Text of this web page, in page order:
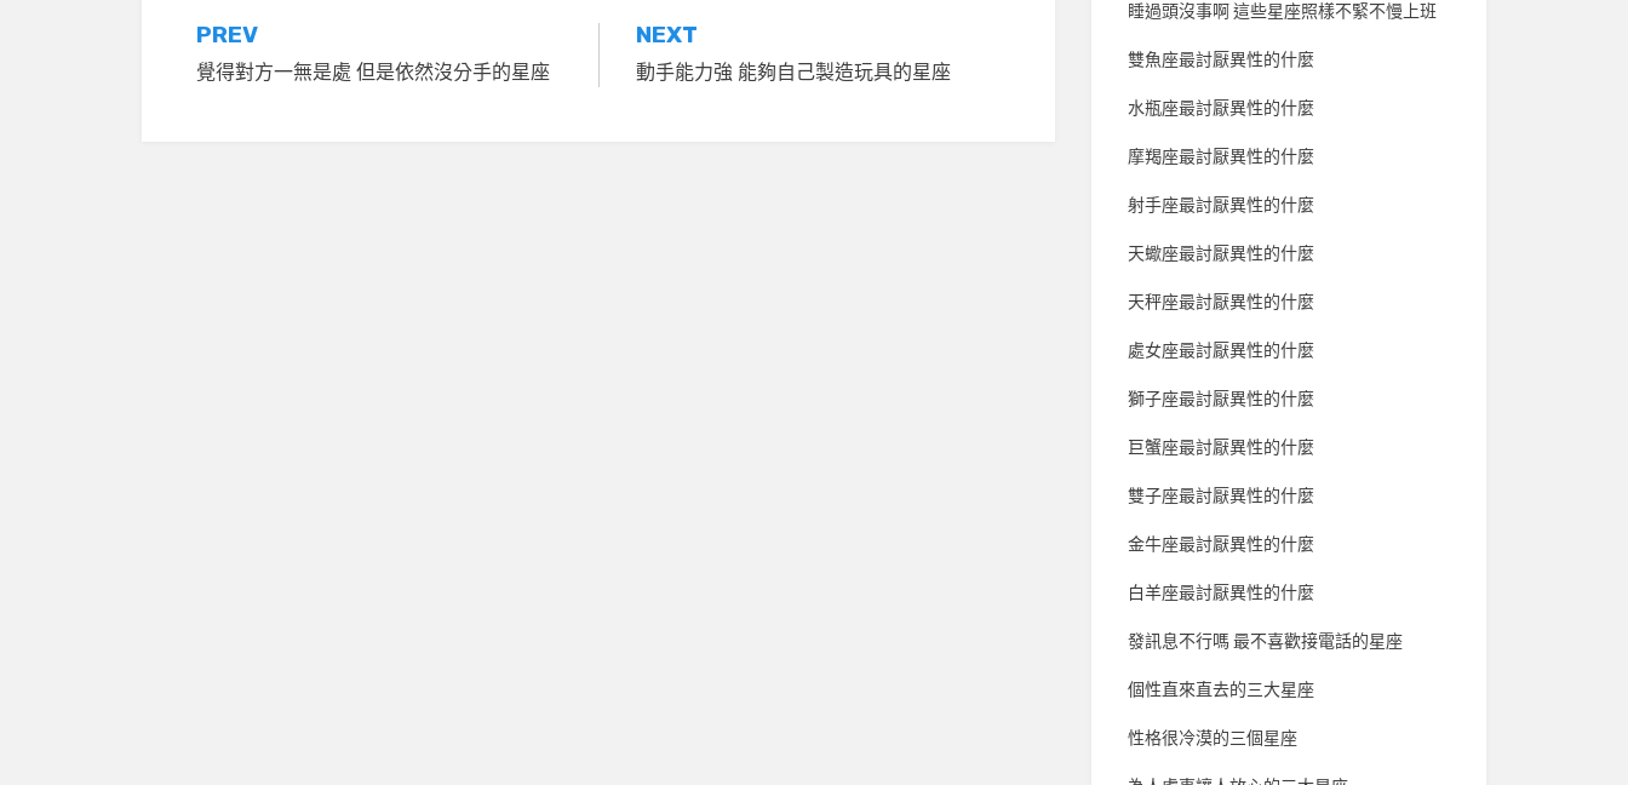
文
章
PREV
覺得對方一無是處 但是依然沒分手的星座
NEXT
動手能力強 能夠自己製造玩具的星座
睡過頭沒事啊 這些星座照樣不緊不慢上班
雙魚座最討厭異性的什麼
水瓶座最討厭異性的什麼
摩羯座最討厭異性的什麼
射手座最討厭異性的什麼
天蠍座最討厭異性的什麼
天秤座最討厭異性的什麼
處女座最討厭異性的什麼
獅子座最討厭異性的什麼
巨蟹座最討厭異性的什麼
雙子座最討厭異性的什麼
金牛座最討厭異性的什麼
白羊座最討厭異性的什麼
發訊息不行嗎 最不喜歡接電話的星座
個性直來直去的三大星座
性格很冷漠的三個星座